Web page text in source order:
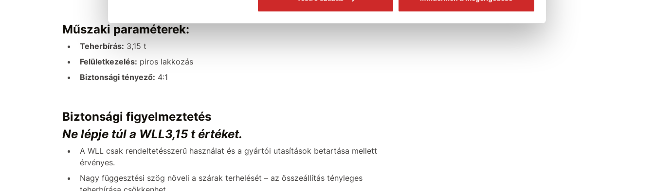
Műszaki paraméterek:
Teherbírás: 3,15 t
Felületkezelés: piros lakkozás
Biztonsági tényező: 4:1
Biztonsági figyelmeztetés
Ne lépje túl a WLL3,15 t értéket.
A WLL csak rendeltetésszerű használat és a gyártói utasítások betartása mellett
érvényes.
Nagy függesztési szög növeli a szárak terhelését – az összeállítás tényleges